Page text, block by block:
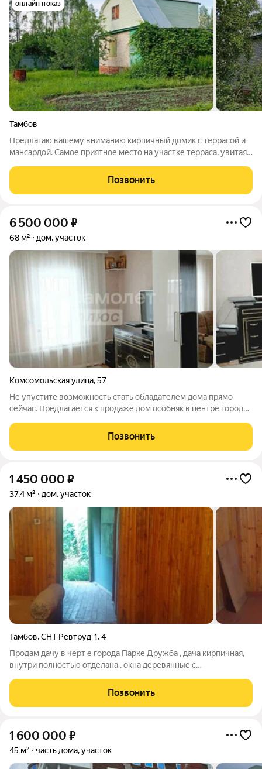
онлайн показ
Тамбов
Предлагаю вашему вниманию кирпичный домик с террасой и
мансардой. Самое приятное место на участке терраса, увитая
прохлада. Здесь так приятно пить чай по вечерам или
принимать гостей. На участке:
Позвонить
6 500 000 ₽
68 м² дом, участок
Комсомольская улица,57
Не упустите возможность стать обладателем дома прямо
сейчас. Предлагается к продаже дом особняк в центре города
соток. Описание: Общая площадь дома составляет 68 кв.м., в
доме 3 изолированные
Позвонить
1 450 000 ₽
37,4 м² дом, участок
Тамбов,СНТ Ревтруд-1,4
Продам дачу в черт е города Парке Дружба , дача кирпичная,
внутри полностью отделана , окна деревянные с
рядом проходит газ можно провести, есть электричество,
проводка новая, установлен
Позвонить
1 600 000 ₽
45 м² часть дома, участок